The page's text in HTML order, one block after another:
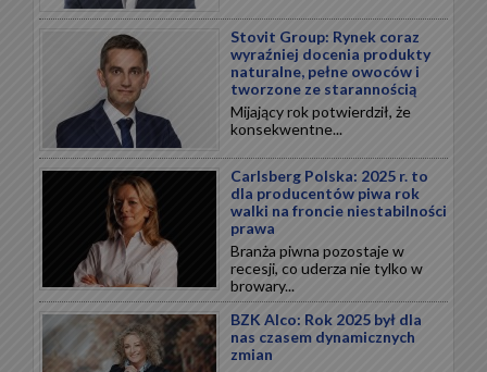
Stovit Group: Rynek coraz
wyraźniej docenia produkty
naturalne, pełne owoców i
tworzone ze starannością
Mijający rok potwierdził, że
konsekwentne...
Carlsberg Polska: 2025 r. to
dla producentów piwa rok
walki na froncie niestabilności
prawa
Branża piwna pozostaje w
recesji, co uderza nie tylko w
browary...
BZK Alco: Rok 2025 był dla
nas czasem dynamicznych
zmian